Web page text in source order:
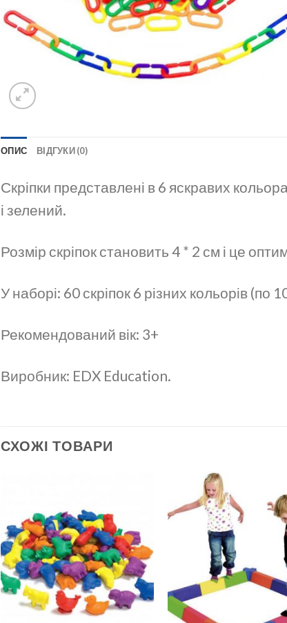
ОПИС ВІДГУКИ (0)
Скріпки представлені в 6 яскравих
і зелений.
Розмір скріпок становить 4 * 2 см і це
У наборі: 60 скріпок 6 різних кольорів (по
Рекомендований вік: 3+
Виробник: EDX Education.
СХОЖІ ТОВАРИ